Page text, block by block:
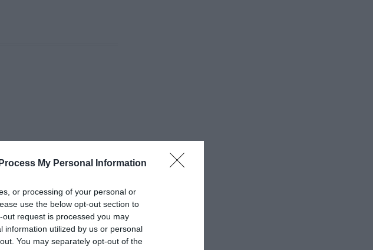
My Personal Information
or processing of your personal or
use the below opt-out section to
request is processed you may
information utilized by us or personal
You may separately opt-out of the